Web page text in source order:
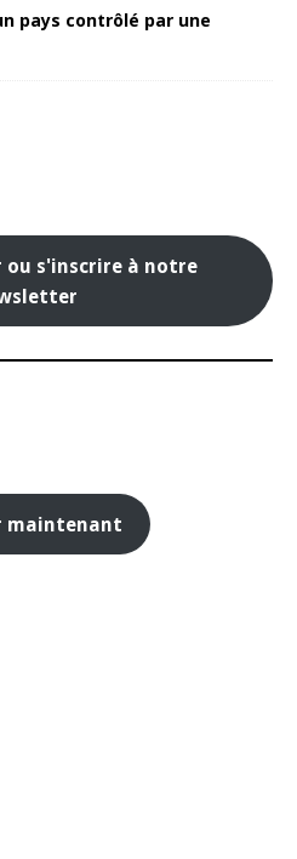
pays contrôlé par une
ou s'inscrire à notre
maintenant